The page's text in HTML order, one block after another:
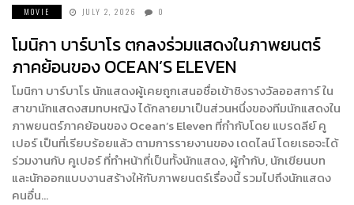
MOVIE JULY 2, 2026 0
โมนิกา บาร์บาโร ตกลงร่วมแสดงในภาพยนตร์
ภาคย้อนของ OCEAN’S ELEVEN
โมนิกา บาร์บาโร นักแสดงผู้เคยถูกเสนอชื่อเข้าชิงรางวัลออสการ์ ใน
สาขานักแสดงสมทบหญิง ได้กลายมาเป็นส่วนหนึ่งของทีมนักแสดงใน
ภาพยนตร์ภาคย้อนของ Ocean’s Eleven ที่กำกับโดย แบรดลีย์ คู
เปอร์ เป็นที่เรียบร้อยแล้ว ตามการรายงานของ เดดไลน์ โดยเธอจะได้
ร่วมงานกับ คูเปอร์ ที่ทำหน้าที่เป็นทั้งนักแสดง, ผู้กำกับ, นักเขียนบท
และนักออกแบบงานสร้างให้กับภาพยนตร์เรื่องนี้ รวมไปถึงนักแสดง
คนอื่น…